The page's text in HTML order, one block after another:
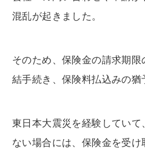
混乱が起きました。
そのため、保険金の請求期
結手続き、保険料払込みの猶
東日本大震災を経験してい
ない場合には、保険金を受け